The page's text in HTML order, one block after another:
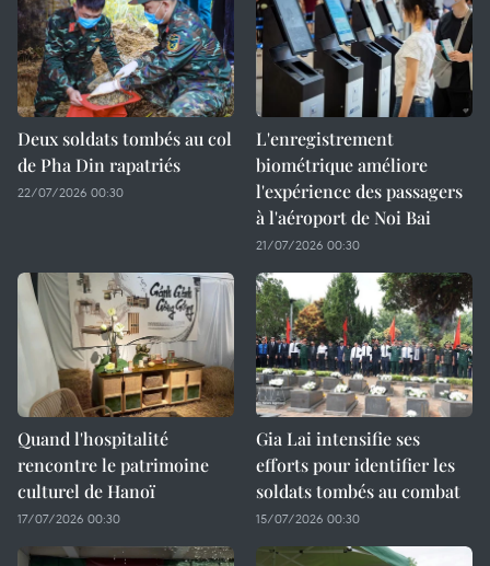
Deux soldats tombés au col
de Pha Din rapatriés
22/07/2026 00:30
L'enregistrement
biométrique améliore
l'expérience des passagers
à l'aéroport de Noi Bai
21/07/2026 00:30
Quand l'hospitalité
rencontre le patrimoine
culturel de Hanoï
17/07/2026 00:30
Gia Lai intensifie ses
efforts pour identifier les
soldats tombés au combat
15/07/2026 00:30